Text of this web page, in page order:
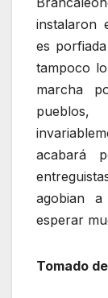
instalaron
es
tampoco
marcha
acabará
agobian
esperar
Tomado de